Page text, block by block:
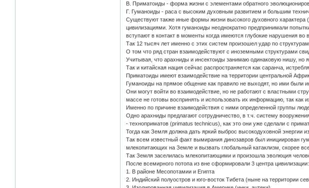
В. Приматоиды - форма жизни с элементами обратного
Г. Гуманоиды - раса с высоким духовным развитием и большим
Существуют также иные формы жизни высокого духовного характера
цивилизациями. Хотя гуманоиды неоднократно предпринимали
вступают в контакт в моменты когда имеются глубокие нарушения во
Так 12 тысяч лет именно с этих систем произошел удар по
О том что ряд стран взаимодействуют с иноземными структурами
Учитывая, что арахниды и инсектоиды занимаю одинаковую нишу, но
Так и китайская нация сейчас распространяется как саранча,
Приматоиды имеют взаимодействие на территории центральной
Гуманоиды на прямое общение как правило не выходят, но ими были
Они могут войти во взаимодействие, но не работают с властными
массе не готовы воспринять и использовать их информацию, так
Именно по причине взаимодействия с ними определенной группы
Одно арахниды предлагают сотрудничество, в т.ч. систему
- техноприматов (primatus technicus), как это они уже сделали с
Тогда как Земля должна дать яркий выброс высокодуховной энергии
Так всем известный факт вымирания динозавров был инициирован
млекопитающих на Земле и вызвать глобальный катаклизм, скорее
Так Земля заселилась млекопитающими и произошла эволюция
После всемирного потопа из вне сформировали 3 центра цивилизации:
1. В районе Месопотамии и Египта
2. Индийский полуостров и юго-восток Тибета (ныне на территории